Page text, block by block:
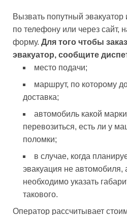
Вызвать попутный
по телефону или через сайт,
форму. Для того чтобы
эвакуатор, сообщите
место подачи;
маршрут, по которому
доставка;
автомобиль какой
перевозиться, есть ли у
поломки;
в случае, когда
эвакуация не автомобиля,
необходимо указать
такового.
Оператор рассчитывает